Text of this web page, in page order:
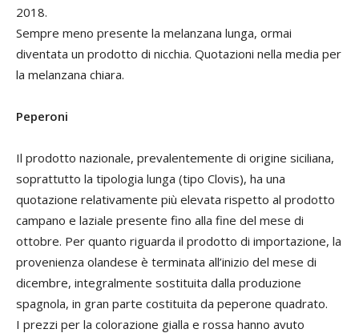
2018.
Sempre meno presente la melanzana lunga, ormai
diventata un prodotto di nicchia. Quotazioni nella media per
la melanzana chiara.
Peperoni
Il prodotto nazionale, prevalentemente di origine siciliana,
soprattutto la tipologia lunga (tipo Clovis), ha una
quotazione relativamente più elevata rispetto al prodotto
campano e laziale presente fino alla fine del mese di
ottobre. Per quanto riguarda il prodotto di importazione, la
provenienza olandese è terminata all’inizio del mese di
dicembre, integralmente sostituita dalla produzione
spagnola, in gran parte costituita da peperone quadrato.
I prezzi per la colorazione gialla e rossa hanno avuto